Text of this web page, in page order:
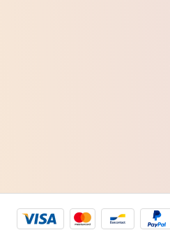
Visa
MastercardBancontactPaypal